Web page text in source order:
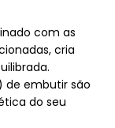
com as
cria
de embutir são
do seu